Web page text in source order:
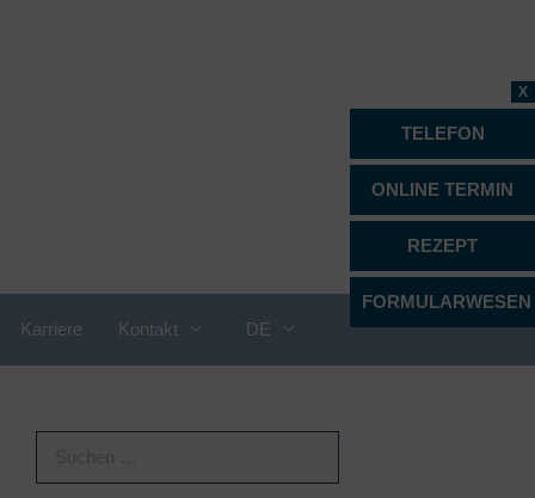
Karriere Kontakt DE
X
TELEFON
ONLINE TERMIN
REZEPT
FORMULARWESEN